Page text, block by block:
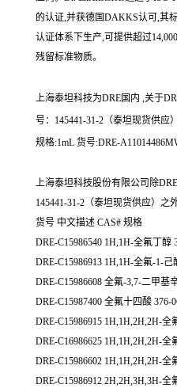
的认证,并获德国DAKKS认可,其
认证体系下生产,可提供超过
残留标准物质。
上海泰坦科技为DRE国内 ,关于
号：145441-31-2（泰坦现货供应
规格:1mL 货号:DRE-
上海泰坦科技股份有限公司除
145441-31-2（泰坦现货供应）
货号 中文描述 CAS# 规格
DRE-C15986540 1H,1H-全氟丁醇
DRE-C15986913 1H,1H-全氟-1-己
DRE-C15986608 全氟-3,7-二甲基
DRE-C15987400 全氟十四酸 376-
DRE-C15986915 1H,1H,2H,2H-全
DRE-C16986625 1H,1H,2H,2H-全
DRE-C15986602 1H,1H,2H,2H-全
DRE-C15986912 2H,2H,3H,3H-全